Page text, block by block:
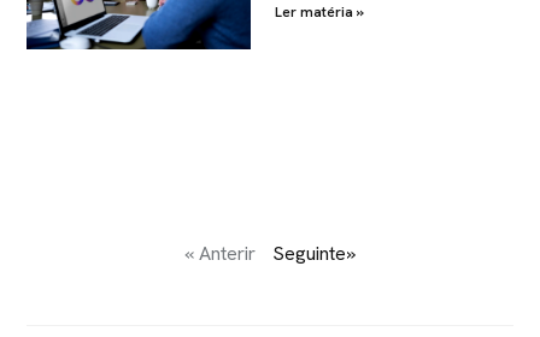
Ler matéria »
« Anterir Seguinte»